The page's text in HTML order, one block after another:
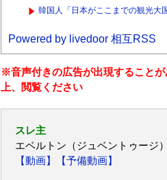
韓国人「日本がここまでの観光
Powered by livedoor 相互RSS
※音声付きの広告が出現すること
上、閲覧ください
スレ主
エベルトン（ジュベントゥージ
【動画】
【予備動画】